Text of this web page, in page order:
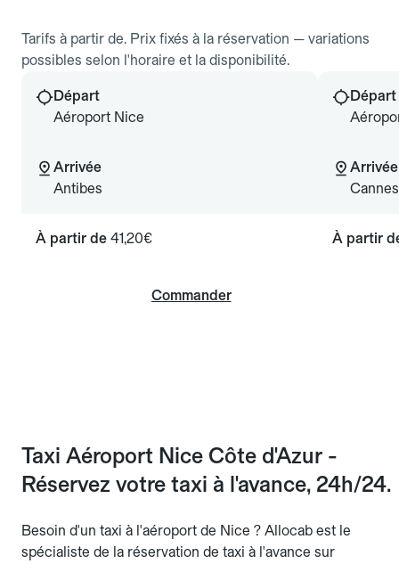
Tarifs à partir de. Prix fixés à la réservation — variations
possibles selon l'horaire et la disponibilité.
Départ
Aéroport Nice
Arrivée
Antibes
À partir de 41,20€
Commander
Départ
Arrivée
Cannes
À partir
Taxi Aéroport Nice Côte d'Azur -
Réservez votre taxi à l'avance, 24h/24.
Besoin d'un taxi à l'aéroport de Nice ? Allocab est le
spécialiste de la réservation de taxi à l'avance sur